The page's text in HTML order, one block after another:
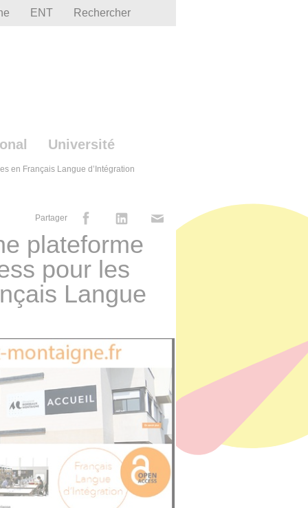
ENT Rechercher
Université
en Français Langue d’Intégration
Partager
plateforme
pour les
Langue